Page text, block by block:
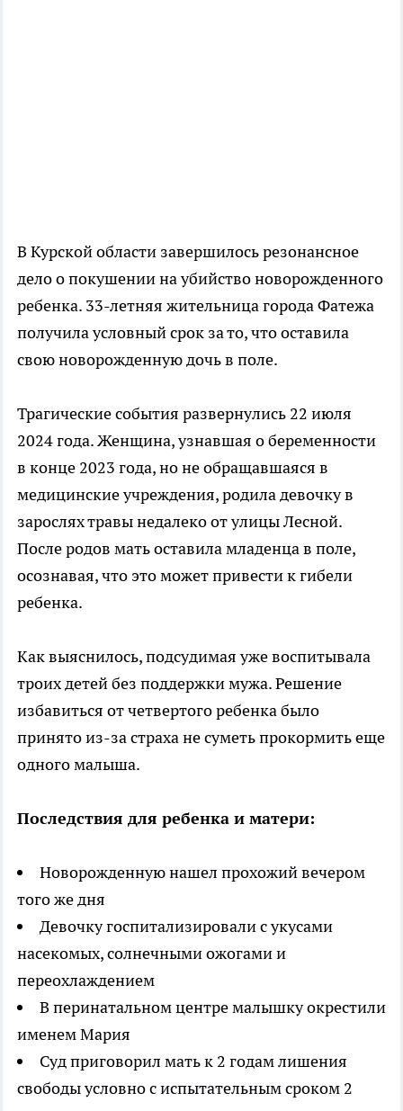
В Курской области завершилось резонансное
дело о покушении на убийство новорожденного
ребенка. 33-летняя жительница города Фатежа
получила условный срок за то, что оставила
свою новорожденную дочь в поле.
Трагические события развернулись 22 июля
2024 года. Женщина, узнавшая о беременности
в конце 2023 года, но не обращавшаяся в
медицинские учреждения, родила девочку в
зарослях травы недалеко от улицы Лесной.
После родов мать оставила младенца в поле,
осознавая, что это может привести к гибели
ребенка.
Как выяснилось, подсудимая уже воспитывала
троих детей без поддержки мужа. Решение
избавиться от четвертого ребенка было
принято из-за страха не суметь прокормить еще
одного малыша.
Последствия для ребенка и матери:
Новорожденную нашел прохожий вечером
того же дня
Девочку госпитализировали с укусами
насекомых, солнечными ожогами и
переохлаждением
В перинатальном центре малышку окрестили
именем Мария
Суд приговорил мать к 2 годам лишения
свободы условно с испытательным сроком 2